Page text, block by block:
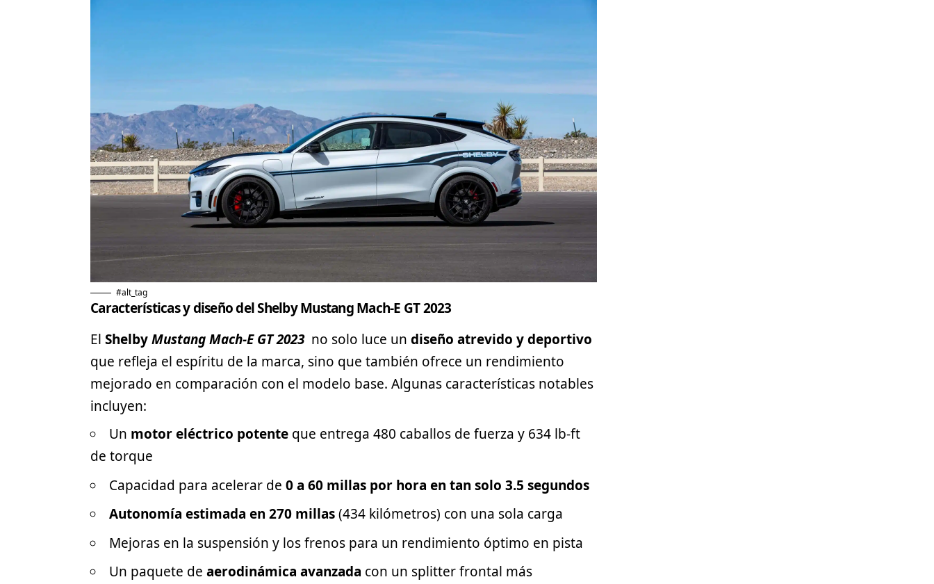
#alt_tag
Características y diseño delShelbyMustang Mach-E GT 2023
El ShelbyMustang Mach-E GT 2023no solo luce un diseño atrevido y deportivo
que refleja el espíritu de la marca, sino que también ofrece un rendimiento
mejorado en comparación con el modelo base. Algunas características notables
incluyen:
Un motor eléctrico potente que entrega 480 caballos de fuerza y 634 lb-ft
de torque
Capacidad para acelerar de 0 a 60 millas por hora en tan solo 3.5 segundos
Autonomía estimada en 270 millas(434 kilómetros) con una sola carga
Mejoras en la suspensión y los frenos para un rendimiento óptimo en pista
Un paquete de aerodinámica avanzada con un splitter frontal más